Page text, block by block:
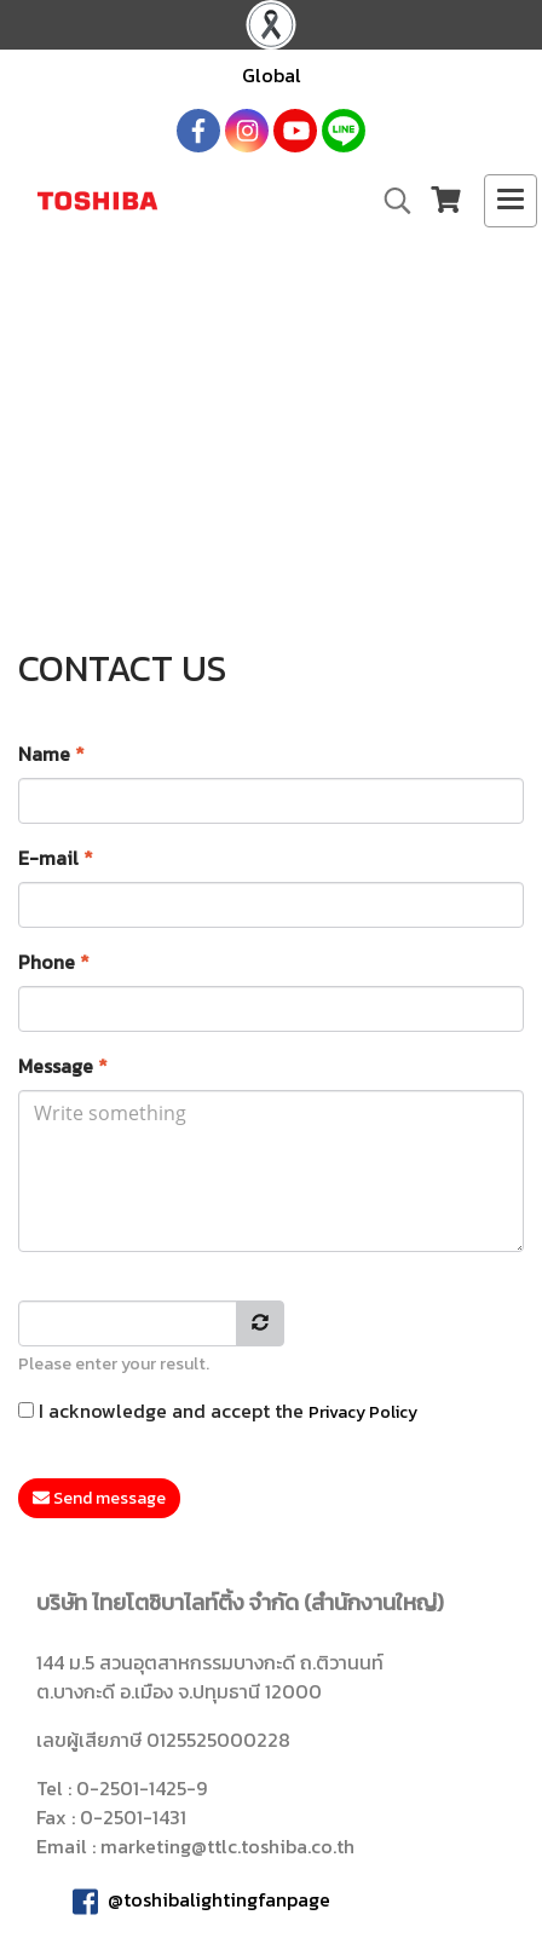
Global
CONTACT US
Name *
E-mail *
Phone *
Message *
Please enter your result.
I acknowledge and accept the Privacy Policy
Send message
บริษัท ไทยโตชิบาไลท์ติ้ง จำกัด (สำนักงานใหญ่)
144 ม.5 สวนอุตสาหกรรมบางกะดีถ.ติวานนท์
ต.บางกะดี อ.เมือง จ.ปทุมธานี 12000
เลขผู้เสียภาษี 0125525000228
Tel : 0-2501-1425-9
Fax : 0-2501-1431
Email : marketing@ttlc.toshiba.co.th
@toshibalightingfanpage